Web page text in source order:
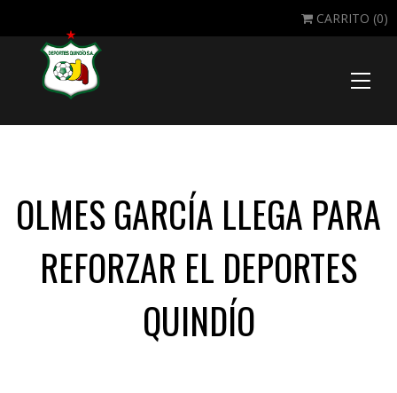
CARRITO (0)
Toggle
OLMES GARCÍA LLEGA PARA
REFORZAR EL DEPORTES
QUINDÍO